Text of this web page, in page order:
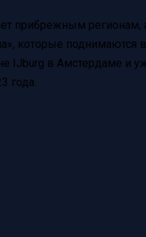
прибрежным регионам,
которые поднимаются
IJburg в Амстердаме и
года.